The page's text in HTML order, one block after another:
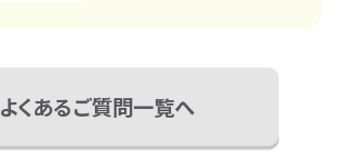
よくあるご質問一覧へ